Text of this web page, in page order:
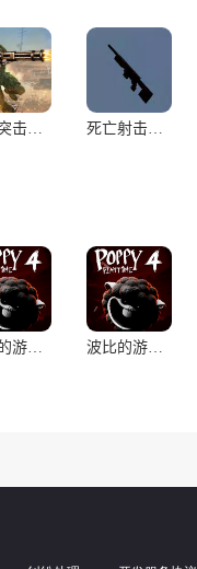
机枪突击队任务2020：枪战游戏 死亡射击僵尸像素3D枪
波比的游戏时间:第四章汉化版(辅助菜单) 波比的游戏时间:第四章(辅助菜单)